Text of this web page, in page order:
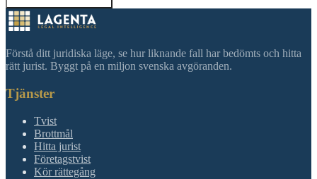
Förstå ditt juridiska läge, se hur liknande fall har bedömts och hitta
rätt jurist. Byggt på en miljon svenska avgöranden.
Tjänster
Tvist
Brottmål
Hitta jurist
Företagstvist
Kör rättegång